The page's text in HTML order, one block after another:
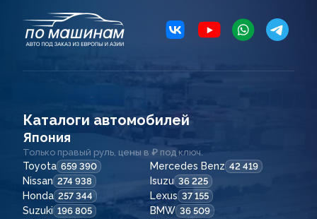
Каталоги автомобилей
Япония
Только правый руль, цены в ₽ под ключ.
Toyota 659 390 Mercedes Benz 42 419
Nissan 274 938 Isuzu 36 225
Honda 257 344 Lexus 37 155
Suzuki 196 805 BMW 36 509